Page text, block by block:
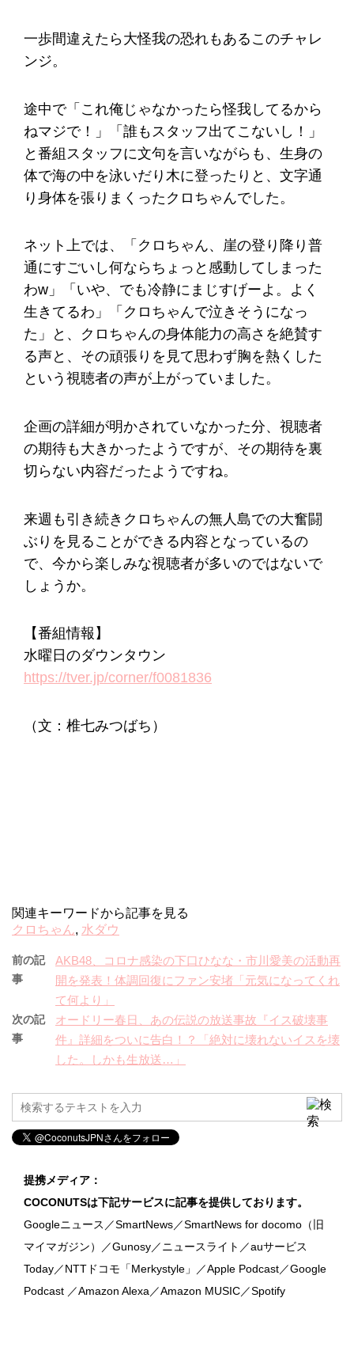
一歩間違えたら大怪我の恐れもあるこのチャレ
ンジ。
途中で「これ俺じゃなかったら怪我してるから
ねマジで！」「誰もスタッフ出てこないし！」
と番組スタッフに文句を言いながらも、生身の
体で海の中を泳いだり木に登ったりと、文字通
り身体を張りまくったクロちゃんでした。
ネット上では、「クロちゃん、崖の登り降り普
通にすごいし何ならちょっと感動してしまった
わw」「いや、でも冷静にまじすげーよ。よく
生きてるわ」「クロちゃんで泣きそうになっ
た」と、クロちゃんの身体能力の高さを絶賛す
る声と、その頑張りを見て思わず胸を熱くした
という視聴者の声が上がっていました。
企画の詳細が明かされていなかった分、視聴者
の期待も大きかったようですが、その期待を裏
切らない内容だったようですね。
来週も引き続きクロちゃんの無人島での大奮闘
ぶりを見ることができる内容となっているの
で、今から楽しみな視聴者が多いのではないで
しょうか。
【番組情報】
水曜日のダウンタウン
https://tver.jp/corner/f0081836
（文：椎七みつばち）
関連キーワードから記事を見る
クロちゃん, 水ダウ
前の記
事
AKB48、コロナ感染の下口ひなな・市川愛美の活動再
開を発表！体調回復にファン安堵「元気になってくれ
て何より」
次の記
事
オードリー春日、あの伝説の放送事故『イス破壊事
件』詳細をついに告白！？「絶対に壊れないイスを壊
した。しかも生放送…」
提携メディア：
COCONUTSは下記サービスに記事を提供しております。
Googleニュース／SmartNews／SmartNews for docomo（旧
マイマガジン）／Gunosy／ニュースライト／auサービス
Today／NTTドコモ「Merkystyle」／Apple Podcast／Google
Podcast ／Amazon Alexa／Amazon MUSIC／Spotify